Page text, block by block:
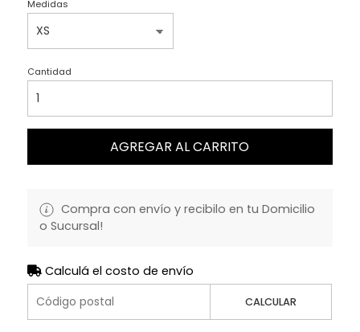
Medidas
Cantidad
AGREGAR AL CARRITO
Compra con envío y recibilo en tu Domicilio
o Sucursal!
Calculá el costo de envío
CALCULAR